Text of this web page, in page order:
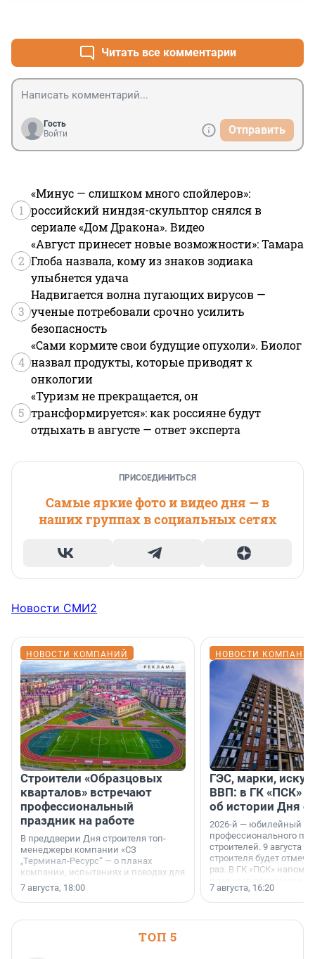
снимать я не вижу смысла..Читать все комментарии
Гость
Войти
Отправить
1
«Минус — слишком много спойлеров»:
российский ниндзя-скульптор снялся в
сериале «Дом Дракона». Видео
2
«Август принесет новые возможности»: Тамара
Глоба назвала, кому из знаков зодиака
улыбнется удача
3
Надвигается волна пугающих вирусов —
ученые потребовали срочно усилить
безопасность
4
«Сами кормите свои будущие опухоли». Биолог
назвал продукты, которые приводят к
онкологии
5
«Туризм не прекращается, он
трансформируется»: как россияне будут
отдыхать в августе — ответ эксперта
ПРИСОЕДИНИТЬСЯ
Самые яркие фото и видео дня — в
наших группах в социальных сетях
Новости СМИ2
НОВОСТИ КОМПАНИЙ
Строители «Образцовых
кварталов» встречают
профессиональный
праздник на работе
В преддверии Дня строителя топ-
менеджеры компании «СЗ
„Терминал-Ресурс“ — о планах
компании, испытаниях и поводах для
осторожного оптимизма.
7 августа, 18:00
НОВОСТИ
ГЭС, марки,
ВВП: в ГК «ПСК»
об истории Дня
2026-й — юбилейный
профессионального
строителей. 9 августа
строителя будет
раз. В ГК «ПСК»
поменялась роль
7 августа, 16:20
ТОП 5